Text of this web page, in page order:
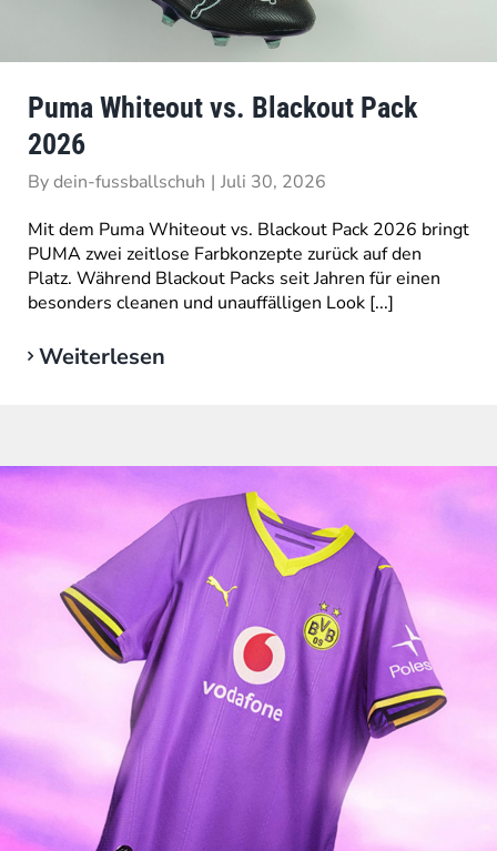
Puma Whiteout vs. Blackout Pack
2026
Bydein-fussballschuh | Juli 30, 2026
Mit dem Puma Whiteout vs. Blackout Pack 2026 bringt
PUMA zwei zeitlose Farbkonzepte zurück auf den
Platz. Während Blackout Packs seit Jahren für einen
besonders cleanen und unauffälligen Look [...]
Weiterlesen